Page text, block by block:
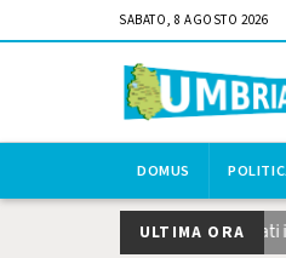
SABATO, 8 AGOSTO 2026
DOMUS
ULTIMA ORA
strategiche STEP, pubblicati i